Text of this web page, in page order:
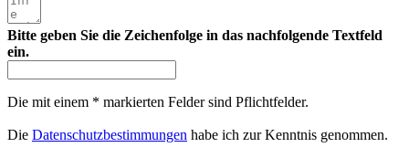
Bitte geben Sie die Zeichenfolge in das nachfolgende Textfeld
ein.
Die mit einem * markierten Felder sind Pflichtfelder.
Die Datenschutzbestimmungen habe ich zur Kenntnis genommen.